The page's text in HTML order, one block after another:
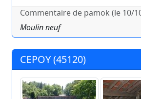
Commentaire de pamok (le 10/
Moulin neuf
CEPOY (45120)